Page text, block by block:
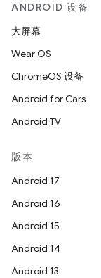
ANDROID 设备
大屏幕
Wear OS
ChromeOS 设备
Android for Cars
Android TV
版本
Android 17
Android 16
Android 15
Android 14
Android 13